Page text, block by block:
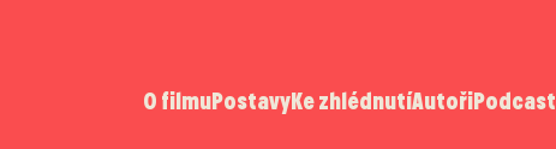
O filmuPostavyKe zhlédnutíAutořiPodcast